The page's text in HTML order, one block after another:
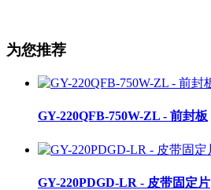
为您推荐
GY-220QFB-750W-ZL - 前封板
GY-220PDGD-LR - 皮带固定片